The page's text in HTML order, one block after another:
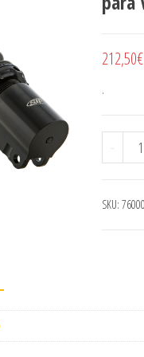
212,50€
.
-
SKU: